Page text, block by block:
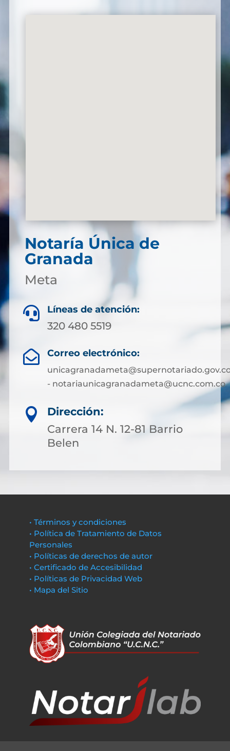
Notaría Única de
Granada
Meta
 Líneas de atención:
320 480 5519
 Correo electrónico:
- notariaunicagranadameta@ucnc.com.co

Dirección:
Carrera 14 N. 12-81 Barrio
Belen
• Términos y condiciones
• Política de Tratamiento de Datos
Personales
• Políticas de derechos de autor
• Certificado de Accesibilidad
• Políticas de Privacidad Web
• Mapa del Sitio